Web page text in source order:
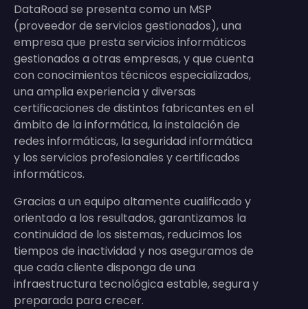
DataRoad se presenta como un MSP
(proveedor de servicios gestionados), una
empresa que presta servicios informáticos
gestionados a otras empresas, y que cuenta
con conocimientos técnicos especializados,
una amplia experiencia y diversas
certificaciones de distintos fabricantes en el
ámbito de la informática, la instalación de
redes informáticas, la seguridad informática
y los servicios profesionales y certificados
informáticos.
Gracias a un equipo altamente cualificado y
orientado a los resultados, garantizamos la
continuidad de los sistemas, reducimos los
tiempos de inactividad y nos aseguramos de
que cada cliente disponga de una
infraestructura tecnológica estable, segura y
preparada para crecer.